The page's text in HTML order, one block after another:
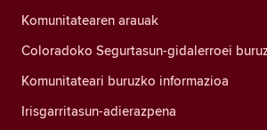
Komunitatearen arauak
Coloradoko Segurtasun-gidalerroei
Komunitateari buruzko informazioa
Irisgarritasun-adierazpena